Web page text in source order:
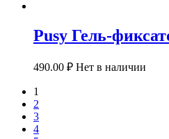
Pusy Гель-
490.00 ₽ Нет в наличии
1
2
3
4